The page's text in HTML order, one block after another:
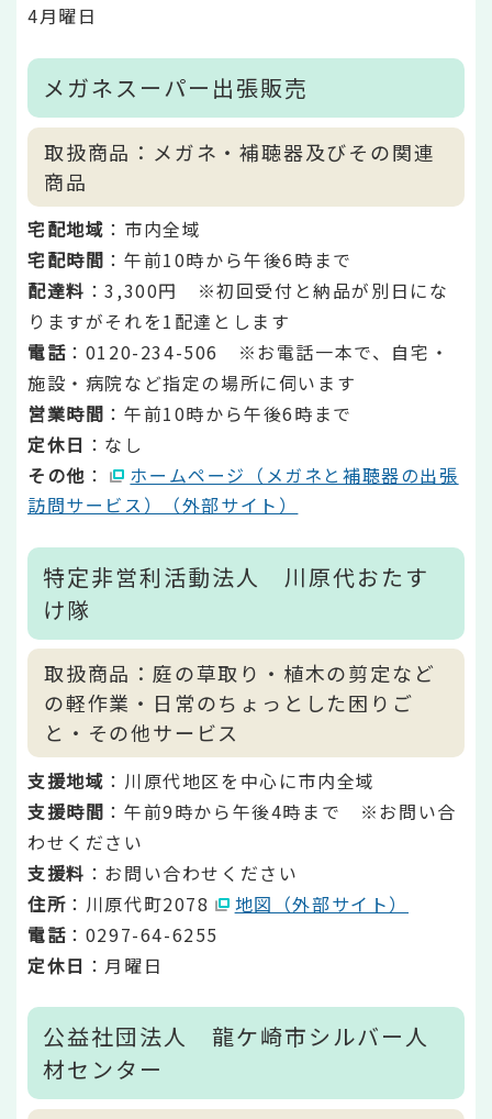
4月曜日
メガネスーパー出張販売
取扱商品：メガネ・補聴器及びその関連
商品
宅配地域 ：市内全域
宅配時間 ：午前10時から午後6時まで
配達料 ：3,300円 ※初回受付と納品が別日にな
りますがそれを1配達とします
電話 ：0120-234-506 ※お電話一本で、自宅・
施設・病院など指定の場所に伺います
営業時間 ：午前10時から午後6時まで
定休日 ：なし
その他 ：
ホームページ（メガネと補聴器の出張
訪問サービス）（外部サイト）
特定非営利活動法人 川原代おたす
け隊
取扱商品：庭の草取り・植木の剪定など
の軽作業・日常のちょっとした困りご
と・その他サービス
支援地域 ：川原代地区を中心に市内全域
支援時間 ：午前9時から午後4時まで ※お問い合
わせください
支援料 ：お問い合わせください
住所 ：川原代町2078
地図（外部サイト）
電話 ：0297-64-6255
定休日 ：月曜日
公益社団法人 龍ケ崎市シルバー人
材センター